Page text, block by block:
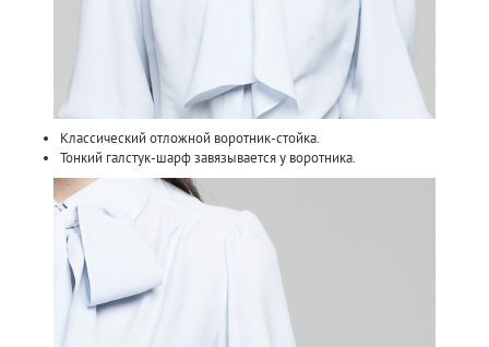
Классический отложной воротник-стойка.
Тонкий галстук-шарф завязывается у воротника.